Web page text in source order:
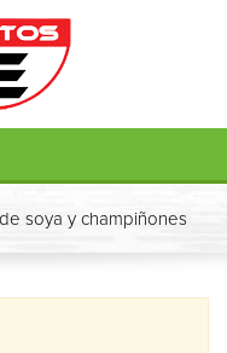
soya y champiñones